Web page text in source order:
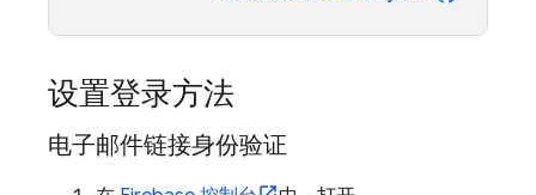
设置登录方法
电子邮件链接身份验证